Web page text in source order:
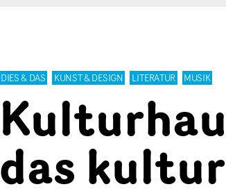
DIES & DAS KUNST & DESIGN LITERATUR MUSIK
das